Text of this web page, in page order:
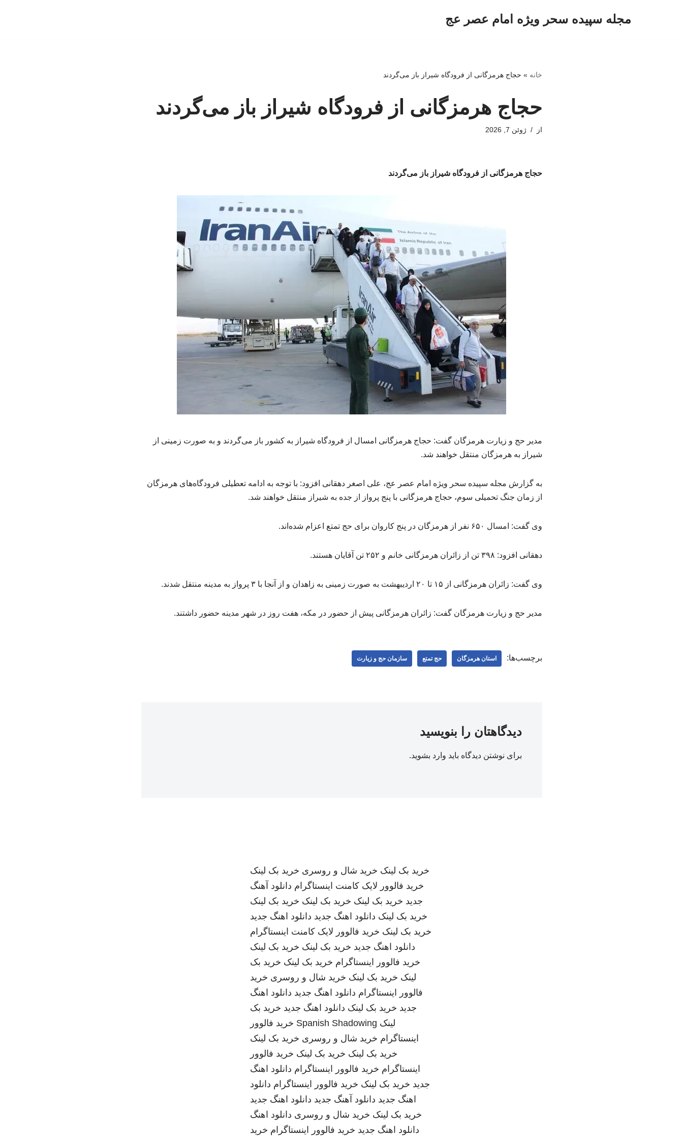
مجله سپیده سحر ویژه امام عصر عج
خانه » حجاج هرمزگانی از فرودگاه شیراز باز می‌گردند
حجاج هرمزگانی از فرودگاه شیراز باز می‌گردند
از ژوئن 7, 2026
حجاج هرمزگانی از فرودگاه شیراز باز می‌گردند
مدیر حج و زیارت هرمزگان گفت: حجاج هرمزگانی امسال از فرودگاه شیراز به کشور باز می‌گردند و به صورت زمینی از
شیراز به هرمزگان منتقل خواهند شد.
به گزارش مجله سپیده سحر ویژه امام عصر عج، علی اصغر دهقانی افزود: با توجه به ادامه تعطیلی فرودگاه‌های هرمزگان
از زمان جنگ تحمیلی سوم، حجاج هرمزگانی با پنج پرواز از جده به شیراز منتقل خواهند شد.
وی گفت: امسال ۶۵۰ نفر از هرمزگان در پنج کاروان برای حج تمتع اعزام شده‌اند.
دهقانی افزود: ۳۹۸ تن از زائران هرمزگانی خانم و ۲۵۲ تن آقایان هستند.
وی گفت: زائران هرمزگانی از ۱۵ تا ۲۰ اردیبهشت به صورت زمینی به زاهدان و از آنجا با ۳ پرواز به مدینه منتقل شدند.
مدیر حج و زیارت هرمزگان گفت: زائران هرمزگانی پیش از حضور در مکه، هفت روز در شهر مدینه حضور داشتند.
برچسب‌ها: استان هرمزگان حج تمتع سازمان حج و زیارت
دیدگاهتان را بنویسید
برای نوشتن دیدگاه باید وارد بشوید.
خرید بک لینک خرید شال و روسری خرید بک لینک
خرید فالوور لایک کامنت اینستاگرام دانلود آهنگ
جدید خرید بک لینک خرید بک لینک خرید بک لینک
خرید بک لینک دانلود اهنگ جدید دانلود اهنگ جدید
خرید بک لینک خرید فالوور لایک کامنت اینستاگرام
دانلود اهنگ جدید خرید بک لینک خرید بک لینک
خرید فالوور اینستاگرام خرید بک لینک خرید بک
لینک خرید بک لینک خرید شال و روسری خرید
فالوور اینستاگرام دانلود اهنگ جدید دانلود اهنگ
جدید خرید بک لینک دانلود اهنگ جدید خرید بک
لینک Spanish Shadowing خرید فالوور
اینستاگرام خرید شال و روسری خرید بک لینک
خرید بک لینک خرید بک لینک خرید فالوور
اینستاگرام خرید فالوور اینستاگرام دانلود اهنگ
جدید خرید بک لینک خرید فالوور اینستاگرام دانلود
اهنگ جدید دانلود آهنگ جدید دانلود اهنگ جدید
خرید بک لینک خرید شال و روسری دانلود اهنگ
دانلود اهنگ جدید خرید فالوور اینستاگرام خرید